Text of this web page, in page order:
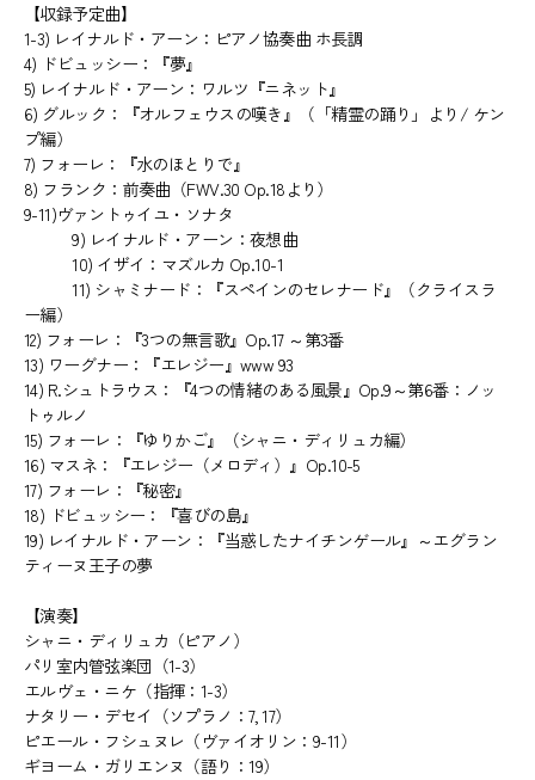
【収録予定曲】
1-3) レイナルド・アーン：ピアノ協奏曲 ホ長調
4) ドビュッシー：『夢』
5) レイナルド・アーン：ワルツ『ニネット』
6) グルック：『オルフェウスの嘆き』（「精霊の踊り」より/ ケン
プ編）
7) フォーレ：『水のほとりで』
8) フランク：前奏曲（FWV.30 Op.18より）
9-11)ヴァントゥイユ・ソナタ
9) レイナルド・アーン：夜想曲
10) イザイ：マズルカ Op.10-1
11) シャミナード：『スペインのセレナード』（クライスラ
ー編）
12) フォーレ：『3つの無言歌』Op.17 ～第3番
13) ワーグナー：『エレジー』www 93
14) R.シュトラウス：『4つの情緒のある風景』Op.9～第6番：ノッ
トゥルノ
15) フォーレ：『ゆりかご』（シャニ・ディリュカ編）
16) マスネ：『エレジー（メロディ）』Op.10-5
17) フォーレ：『秘密』
18) ドビュッシー：『喜びの島』
19) レイナルド・アーン：『当惑したナイチンゲール』～エグラン
ティーヌ王子の夢
【演奏】
シャニ・ディリュカ（ピアノ）
パリ室内管弦楽団（1-3）
エルヴェ・ニケ（指揮：1-3）
ナタリー・デセイ（ソプラノ：7, 17）
ピエール・フシュヌレ（ヴァイオリン：9-11）
ギヨーム・ガリエンヌ（語り：19）